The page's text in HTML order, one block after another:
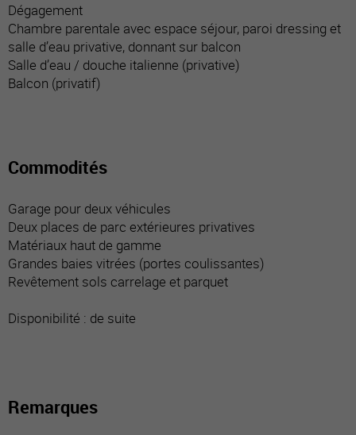
Dégagement
Chambre parentale avec espace séjour, paroi dressing et
salle d’eau privative, donnant sur balcon
Salle d’eau / douche italienne (privative)
Balcon (privatif)
Commodités
Garage pour deux véhicules
Deux places de parc extérieures privatives
Matériaux haut de gamme
Grandes baies vitrées (portes coulissantes)
Revêtement sols carrelage et parquet
Disponibilité : de suite
Remarques